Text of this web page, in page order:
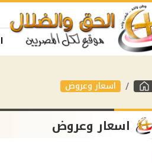
اسعار وعروض
اسعار وعروض